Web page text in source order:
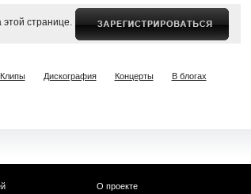
этой странице.
Клипы Дискография Концерты В блогах
О проекте